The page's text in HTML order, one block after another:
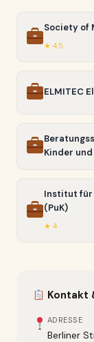
Society of
★ 4.5
ELMITEC
Kinder
Institut für
(PuK)
★ 4
Kontakt
ADRESSE
Berliner